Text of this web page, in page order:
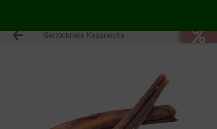
Getrocknete Kausnacks